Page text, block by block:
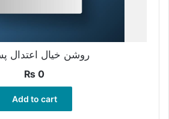
روشن خیال اعتدال
₨ 0
Add to cart